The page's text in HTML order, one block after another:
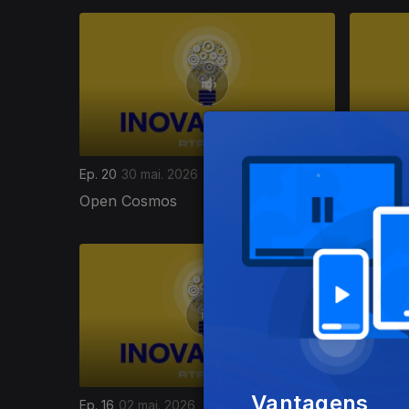
Ep. 20 30 mai. 2026
Open Cosmos Meta
Ep. 16 02 mai. 2026 Ep. 15
Vantagens